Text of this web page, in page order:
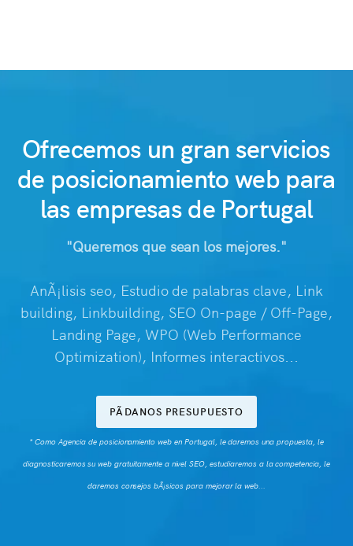
Ofrecemos un gran servicios
de posicionamiento web para
las empresas de Portugal
"Queremos que sean los mejores."
AnÃ¡lisis seo, Estudio de palabras clave, Link
building, Linkbuilding, SEO On-page / Off-Page,
Landing Page, WPO (Web Performance
Optimization), Informes interactivos...
PÃDANOS PRESUPUESTO
* Como Agencia de posicionamiento web en Portugal, le daremos una propuesta, le
diagnosticaremos su web gratuitamente a nivel SEO, estudiaremos a la competencia, le
daremos consejos bÃ¡sicos para mejorar la web...